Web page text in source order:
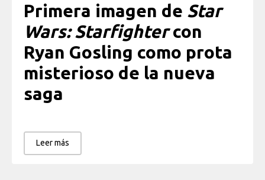
Primera imagen de Star
Wars: Starfightercon
Ryan Gosling como prota
misterioso de la nueva
saga
Leer más